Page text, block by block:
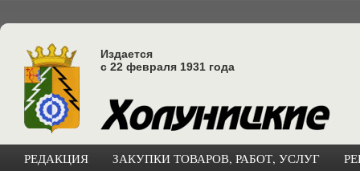
Издается
с 22 февраля 1931 года
РЕДАКЦИЯ ЗАКУПКИ ТОВАРОВ, РАБОТ, УСЛУГ